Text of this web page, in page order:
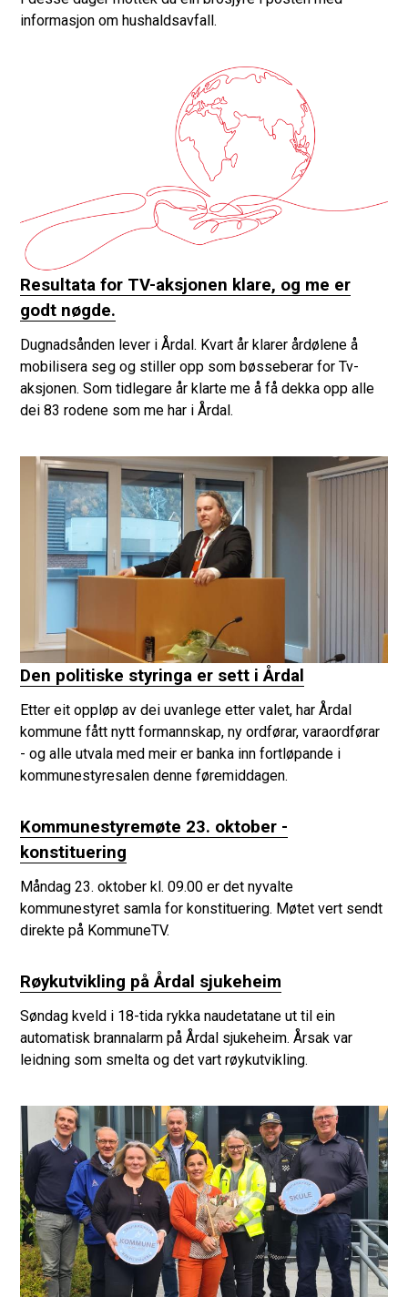
informasjon om hushaldsavfall.
Resultata for TV-aksjonen klare, og me er
godt nøgde.
Dugnadsånden lever i Årdal. Kvart år klarer årdølene å
mobilisera seg og stiller opp som bøsseberar for Tv-
aksjonen. Som tidlegare år klarte me å få dekka opp alle
dei 83 rodene som me har i Årdal.
Den politiske styringa er sett i Årdal
Etter eit oppløp av dei uvanlege etter valet, har Årdal
kommune fått nytt formannskap, ny ordførar, varaordførar
- og alle utvala med meir er banka inn fortløpande i
kommunestyresalen denne føremiddagen.
Kommunestyremøte 23. oktober -
konstituering
Måndag 23. oktober kl. 09.00 er det nyvalte
kommunestyret samla for konstituering. Møtet vert sendt
direkte på KommuneTV.
Røykutvikling på Årdal sjukeheim
Søndag kveld i 18-tida rykka naudetatane ut til ein
automatisk brannalarm på Årdal sjukeheim. Årsak var
leidning som smelta og det vart røykutvikling.